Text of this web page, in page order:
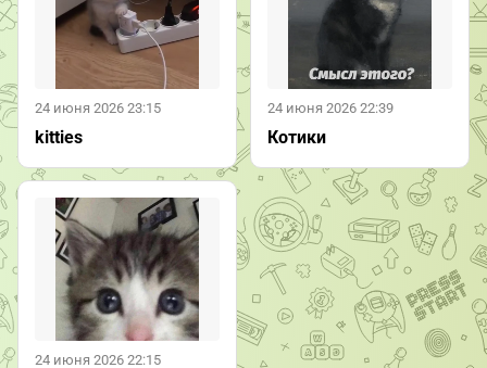
24 июня 2026 23:15
kitties
24 июня 2026 22:39
Котики
24 июня 2026 22:15